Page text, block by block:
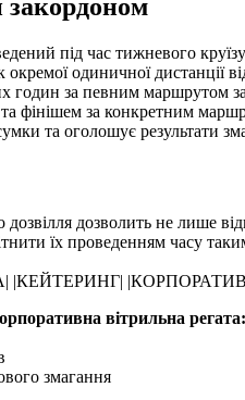
закордоном
під час тижневого
одиничної дистанції
годин за певним маршрутом за
фінішем за конкретним
та оголошує результати
дозволить не лише
їх проведенням часу
вітрильна регата:
змагання